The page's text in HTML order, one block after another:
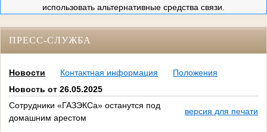
использовать альтернативные средства связи.
ПРЕСС-СЛУЖБА
Новости Контактная информация
Положения
Новость от 26.05.2025
Сотрудники «ГАЗЭКСа» останутся под
домашним арестом
версия для печати